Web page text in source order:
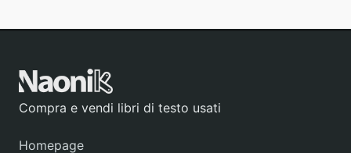
Compra e vendi libri di testo usati
Homepage